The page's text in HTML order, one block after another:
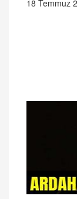
18 Temmuz